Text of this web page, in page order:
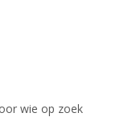
wie op zoek